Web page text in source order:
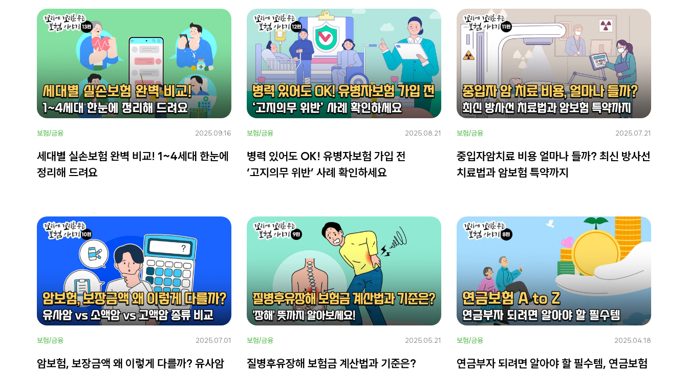
보험/금융 2025.09.16
세대별 실손보험 완벽 비교! 1~4세대 한눈에
정리해 드려요
보험/금융 2025.08.21
병력 있어도 OK! 유병자보험 가입 전
‘고지의무 위반’ 사례 확인하세요
보험/금융 2025.07.21
중입자암치료 비용 얼마나 들까? 최신 방사선
치료법과 암보험 특약까지
보험/금융 2025.07.01
암보험, 보장금액 왜 이렇게 다를까? 유사암
보험/금융 2025.05.21
질병후유장해 보험금 계산법과 기준은?
보험/금융 2025.04.18
연금부자 되려면 알아야 할 필수템, 연금보험